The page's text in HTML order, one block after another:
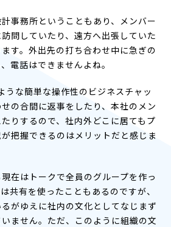
事務所ということもあり、メンバー
問していたり、遠方へ出張していた
す。外出先の打ち合わせ中に急ぎの
電話はできませんよね。
な簡単な操作性のビジネスチャッ
の合間に返事をしたり、本社のメン
りするので、社内外どこに居てもプ
把握できるのはメリットだと感じま
在はトークで全員のグループを作っ
共有を使ったこともあるのですが、
がゆえに社内の文化としてなじまず
ません。ただ、このように組織の文